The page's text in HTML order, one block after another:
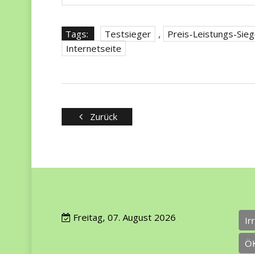
Tags: Testsieger , Preis-Leistungs-
Internetseite
Zurück
Freitag, 07. August 2026